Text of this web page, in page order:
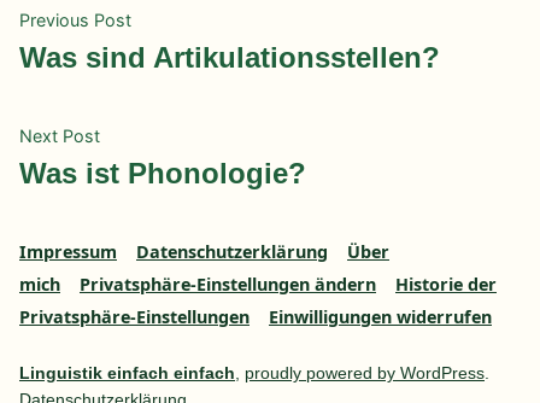
Beitragsnavigation
Previous PostPrevious
post:
Was sind Artikulationsstellen?
Next PostNext
post:
Was ist Phonologie?
Impressum Datenschutzerklärung
Über
mich
Privatsphäre-Einstellungen ändern
Historie der
Privatsphäre-Einstellungen
Einwilligungen widerrufen
Linguistik einfach einfach proudly powered by WordPress
Datenschutzerklärung